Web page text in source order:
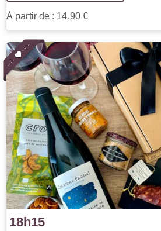
À partir de : 14.90 €
18h15